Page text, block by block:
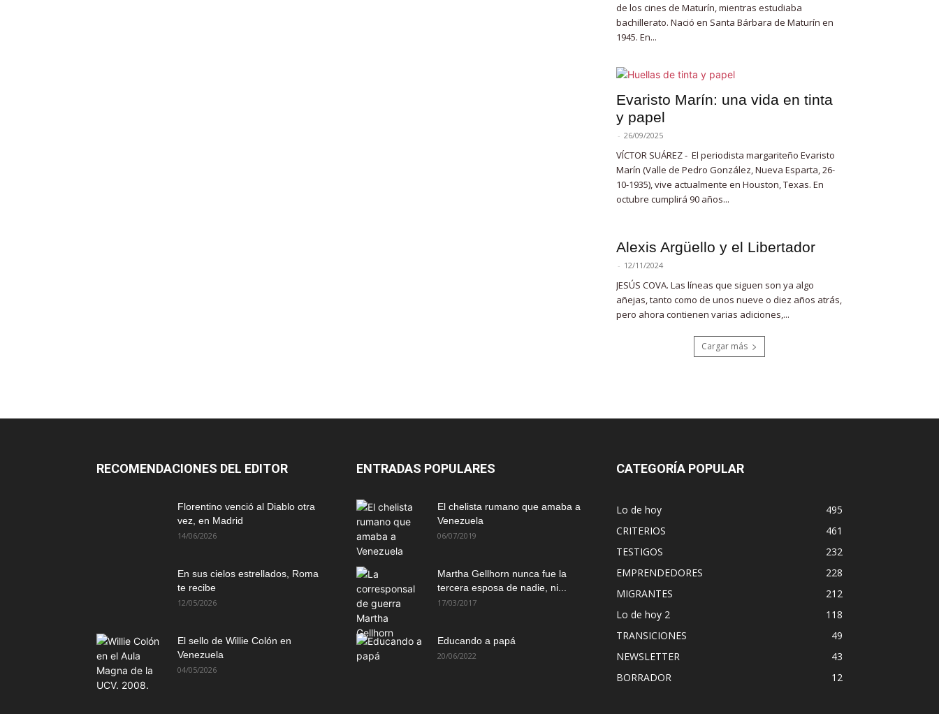
de los cines de Maturín, mientras estudiaba
bachillerato. Nació en Santa Bárbara de Maturín en
1945. En...
Evaristo Marín: una vida en tinta
y papel
- 26/09/2025
VÍCTOR SUÁREZ - El periodista margariteño Evaristo
Marín (Valle de Pedro González, Nueva Esparta, 26-
10-1935), vive actualmente en Houston, Texas. En
octubre cumplirá 90 años...
Alexis Argüello y el Libertador
- 12/11/2024
JESÚS COVA. Las líneas que siguen son ya algo
añejas, tanto como de unos nueve o diez años atrás,
pero ahora contienen varias adiciones,...
Cargar más
RECOMENDACIONES DEL EDITOR
Florentino venció al Diablo otra
vez, en Madrid
14/06/2026
En sus cielos estrellados, Roma
te recibe
12/05/2026
El sello de Willie Colón en
Venezuela
04/05/2026
ENTRADAS POPULARES
El chelista rumano que amaba a
Venezuela
06/07/2019
Martha Gellhorn nunca fue la
tercera esposa de nadie, ni...
17/03/2017
Educando a papá
20/06/2022
CATEGORÍA POPULAR
Lo de hoy
495
CRITERIOS
461
TESTIGOS
232
EMPRENDEDORES
228
MIGRANTES
212
Lo de hoy 2
118
TRANSICIONES
49
NEWSLETTER
43
BORRADOR
12